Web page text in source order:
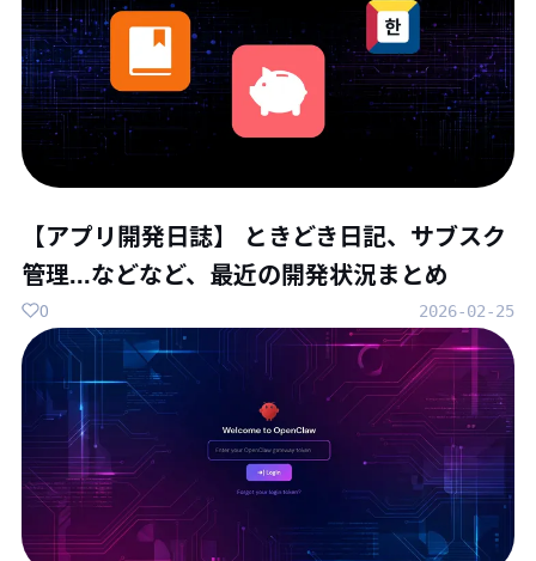
【アプリ開発日誌】 ときどき日記、サブスク
管理...などなど、最近の開発状況まとめ
2026-02-25
0